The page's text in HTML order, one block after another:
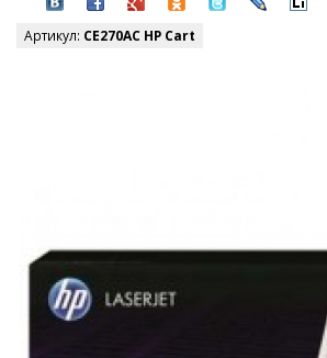
Артикул: CE270AC HP Cart